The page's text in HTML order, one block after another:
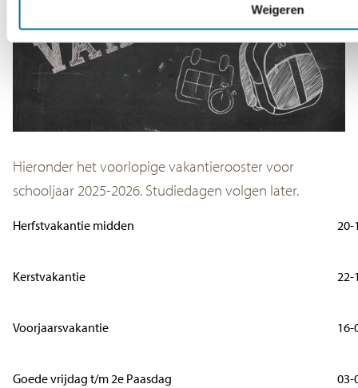
Weigeren
Hieronder het voorlopige vakantierooster voor
schooljaar 2025-2026. Studiedagen volgen later.
Herfstvakantie midden 20-
Kerstvakantie 22-
Voorjaarsvakantie 16-
Goede vrijdag t/m 2e Paasdag 03-